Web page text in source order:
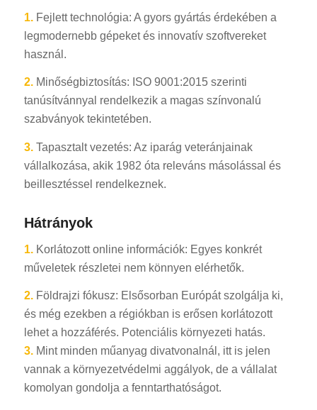
1.Fejlett technológia: A gyors gyártás érdekében a
legmodernebb gépeket és innovatív szoftvereket
használ.
2.Minőségbiztosítás: ISO 9001:2015 szerinti
tanúsítvánnyal rendelkezik a magas színvonalú
szabványok tekintetében.
3.Tapasztalt vezetés: Az iparág veteránjainak
vállalkozása, akik 1982 óta releváns másolással és
beillesztéssel rendelkeznek.
Hátrányok
1.Korlátozott online információk: Egyes konkrét
műveletek részletei nem könnyen elérhetők.
2.Földrajzi fókusz: Elsősorban Európát szolgálja ki,
és még ezekben a régiókban is erősen korlátozott
lehet a hozzáférés. Potenciális környezeti hatás.
3.Mint minden műanyag divatvonalnál, itt is jelen
vannak a környezetvédelmi aggályok, de a vállalat
komolyan gondolja a fenntarthatóságot.